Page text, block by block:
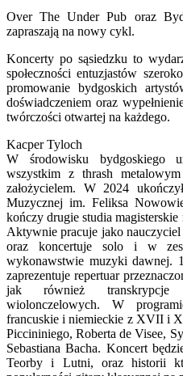
Over The Under Pub oraz
zapraszają na nowy cykl.
Koncerty po sąsiedzku to
społeczności entuzjastów
promowanie bydgoskich
doświadczeniem oraz
twórczości otwartej na każdego.
Kacper Tyloch
W środowisku bydgoskiego
wszystkim z thrash
założycielem. W 2024
Muzycznej im. Feliksa
kończy drugie studia
Aktywnie pracuje jako nauczyciel
oraz koncertuje solo i w
wykonawstwie muzyki dawnej.
zaprezentuje repertuar
jak również transkrypcje
wiolonczelowych. W
francuskie i niemieckie z XVII i
Piccininiego, Roberta de Visee,
Sebastiana Bacha. Koncert
Teorby i Lutni, oraz historii